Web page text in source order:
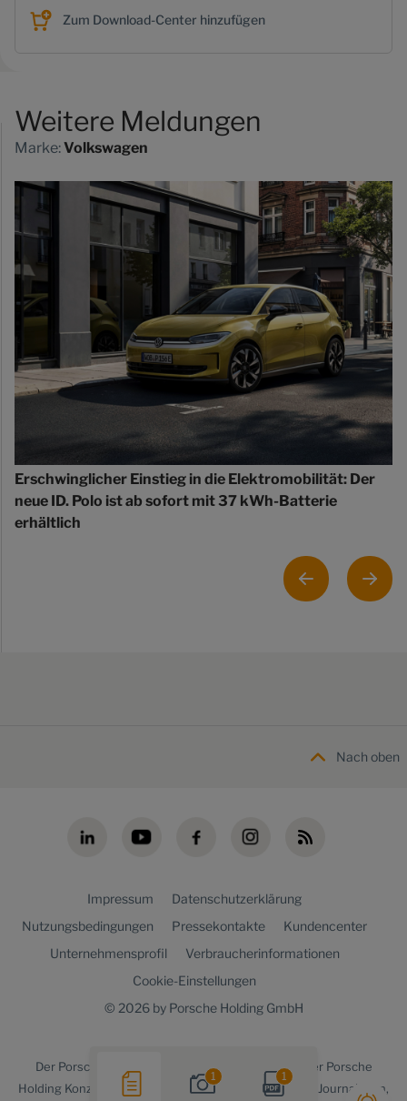
1 1
Zum Download-Center hinzufügen
Weitere Meldungen
Marke:Volkswagen
Erschwinglicher Einstieg in die Elektromobilität: Der
neue ID. Polo ist ab sofort mit 37 kWh-Batterie
erhältlich
Nach oben
Impressum
Datenschutzerklärung
Nutzungsbedingungen
Pressekontakte
Kundencenter
Unternehmensprofil
Verbraucherinformationen
Cookie-Einstellungen
© 2026 by Porsche Holding GmbH
Der Porsche Holding newsroomist ein Angebot der Porsche
Holding Konzernkommunikation für Medienvertreter, Journalisten,